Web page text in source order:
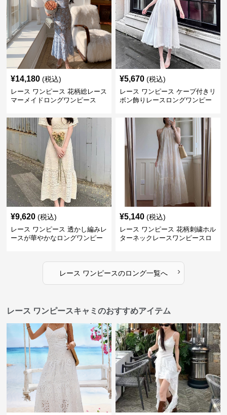
¥14,180 (税込)
レース ワンピース 花柄総レース
マーメイドロングワンピース
¥5,670 (税込)
レース ワンピース ケープ付きリ
ボン飾りレースロングワンピー
¥9,620 (税込)
レース ワンピース 透かし編みレ
ースが華やかなロングワンピー
¥5,140 (税込)
レース ワンピース 花柄刺繍ホル
ターネックレースワンピースロ
レース ワンピースのロング一覧へ ›
レース ワンピースキャミのおすすめアイテム